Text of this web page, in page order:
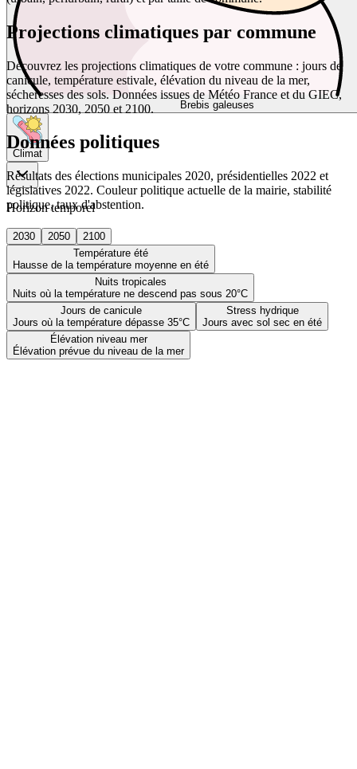
Brebis galeuses
Climat
Horizon temporel
2030 2050
2100
Température été
Hausse de la température moyenne en été
Nuits tropicales
Nuits où la température ne descend pas sous 20°C
Jours de canicule
Jours où la température dépasse 35°C
Stress hydrique
Jours avec sol sec en été
Élévation niveau mer
Élévation prévue du niveau de la mer
Projections climatiques par commune
Découvrez les projections climatiques de votre commune : jours de
canicule, température estivale, élévation du niveau de la mer,
sécheresses des sols. Données issues de Météo France et du GIEC,
horizons 2030, 2050 et 2100.
Données politiques
Résultats des élections municipales 2020, présidentielles 2022 et
législatives 2022. Couleur politique actuelle de la mairie, stabilité
politique, taux d'abstention.